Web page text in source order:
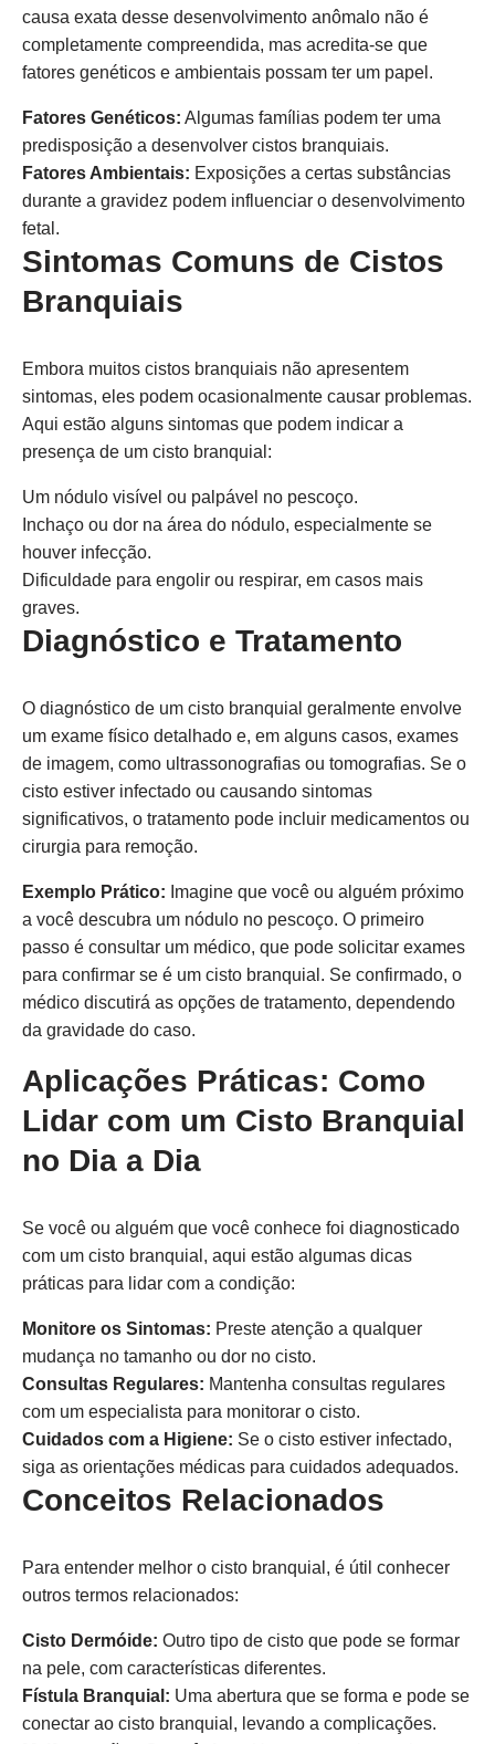
causa exata desse desenvolvimento anômalo não é
completamente compreendida, mas acredita-se que
fatores genéticos e ambientais possam ter um papel.
Fatores Genéticos: Algumas famílias podem ter uma
predisposição a desenvolver cistos branquiais.
Fatores Ambientais: Exposições a certas substâncias
durante a gravidez podem influenciar o desenvolvimento
fetal.
Sintomas Comuns de Cistos
Branquiais
Embora muitos cistos branquiais não apresentem
sintomas, eles podem ocasionalmente causar problemas.
Aqui estão alguns sintomas que podem indicar a
presença de um cisto branquial:
Um nódulo visível ou palpável no pescoço.
Inchaço ou dor na área do nódulo, especialmente se
houver infecção.
Dificuldade para engolir ou respirar, em casos mais
graves.
Diagnóstico e Tratamento
O diagnóstico de um cisto branquial geralmente envolve
um exame físico detalhado e, em alguns casos, exames
de imagem, como ultrassonografias ou tomografias. Se o
cisto estiver infectado ou causando sintomas
significativos, o tratamento pode incluir medicamentos ou
cirurgia para remoção.
Exemplo Prático: Imagine que você ou alguém próximo
a você descubra um nódulo no pescoço. O primeiro
passo é consultar um médico, que pode solicitar exames
para confirmar se é um cisto branquial. Se confirmado, o
médico discutirá as opções de tratamento, dependendo
da gravidade do caso.
Aplicações Práticas: Como
Lidar com um Cisto Branquial
no Dia a Dia
Se você ou alguém que você conhece foi diagnosticado
com um cisto branquial, aqui estão algumas dicas
práticas para lidar com a condição:
Monitore os Sintomas: Preste atenção a qualquer
mudança no tamanho ou dor no cisto.
Consultas Regulares: Mantenha consultas regulares
com um especialista para monitorar o cisto.
Cuidados com a Higiene: Se o cisto estiver infectado,
siga as orientações médicas para cuidados adequados.
Conceitos Relacionados
Para entender melhor o cisto branquial, é útil conhecer
outros termos relacionados:
Cisto Dermóide: Outro tipo de cisto que pode se formar
na pele, com características diferentes.
Fístula Branquial: Uma abertura que se forma e pode se
conectar ao cisto branquial, levando a complicações.